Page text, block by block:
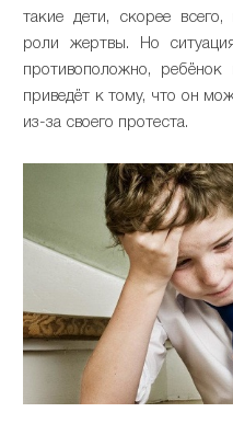
такие дети, скорее
роли жертвы. Но
противоположно,
приведёт к тому, что он
из-за своего протеста.